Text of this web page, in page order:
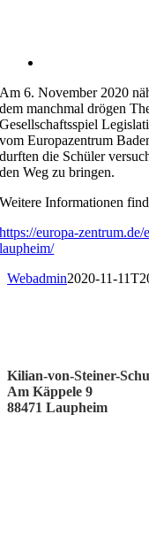
Am 6. November 2020
dem manchmal drögen
Gesellschaftsspiel
vom Europazentrum
durften die Schüler
den Weg zu bringen.
Weitere Informationen
https://europa-
laupheim/
Webadmin2020-11-
Kilian-von-Steiner-
Am Käppele 9
88471 Laupheim